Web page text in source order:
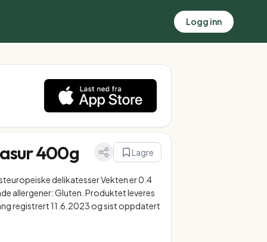
Logg inn
400g Lagre
delikatesser Vekten er 0.4
allergener: Gluten. Produktet leveres
registrert 11.6.2023 og sist oppdatert